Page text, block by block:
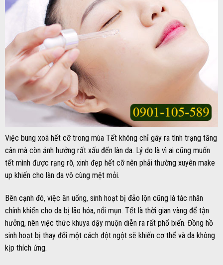
Việc bung xoã hết cỡ trong mùa Tết không chỉ gây ra tình trạng tăng
cân mà còn ảnh hưởng rất xấu đến làn da. Lý do là vì ai cũng muốn
tết mình được rạng rỡ, xinh đẹp hết cỡ nên phải thường xuyên make
up khiến cho làn da vô cùng mệt mỏi.
Bên cạnh đó, việc ăn uống, sinh hoạt bị đảo lộn cũng là tác nhân
chính khiến cho da bị lão hóa, nổi mụn. Tết là thời gian vàng để tận
hưởng, nên việc thức khuya dậy muộn diễn ra rất phổ biến. Đồng hồ
sinh hoạt bị thay đổi một cách đột ngột sẽ khiến cơ thể và da không
kịp thích ứng.